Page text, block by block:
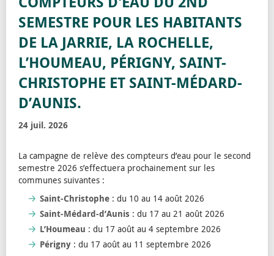
SEMESTRE POUR LES HABITANTS
DE LA JARRIE, LA ROCHELLE,
L’HOUMEAU, PÉRIGNY, SAINT-
CHRISTOPHE ET SAINT-MÉDARD-
D’AUNIS.
24 juil. 2026
La campagne de relève des compteurs d’eau pour le second
semestre 2026 s’effectuera prochainement sur les
communes suivantes :
Saint-Christophe : du 10 au 14 août 2026
Saint-Médard-d’Aunis : du 17 au 21 août 2026
L’Houmeau : du 17 août au 4 septembre 2026
Périgny : du 17 août au 11 septembre 2026